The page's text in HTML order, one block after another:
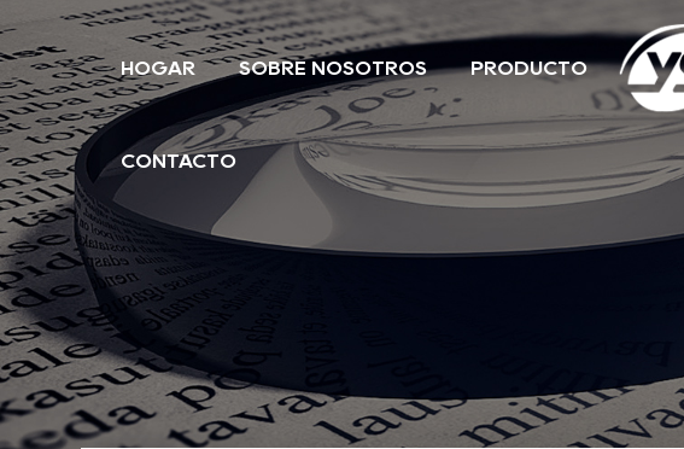
HOGAR SOBRE NOSOTROS PRODUCTO
CONTACTO